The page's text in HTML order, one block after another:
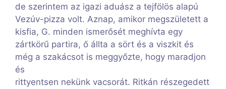
de szerintem az igazi aduász a tejfölös alapú
Vezúv-pizza volt. Aznap, amikor megszületett a
kisfia, G. minden ismerősét meghívta egy
zártkörű partira, ő állta a sört és a viszkit és
még a szakácsot is meggyőzte, hogy maradjon
és
rittyentsen nekünk vacsorát. Ritkán részegedett